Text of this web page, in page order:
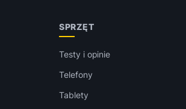
SPRZĘT
Testy i opinie
Telefony
Tablety